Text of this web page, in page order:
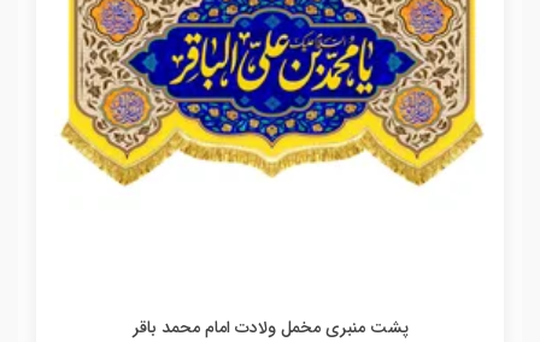
پشت منبری مخمل ولادت امام محمد باقر